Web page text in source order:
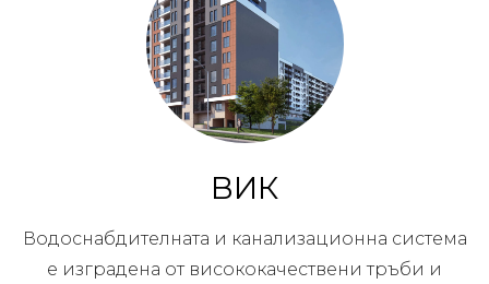
ВИК
Водоснабдителната и канализационна система
е изградена от висококачествени тръби и